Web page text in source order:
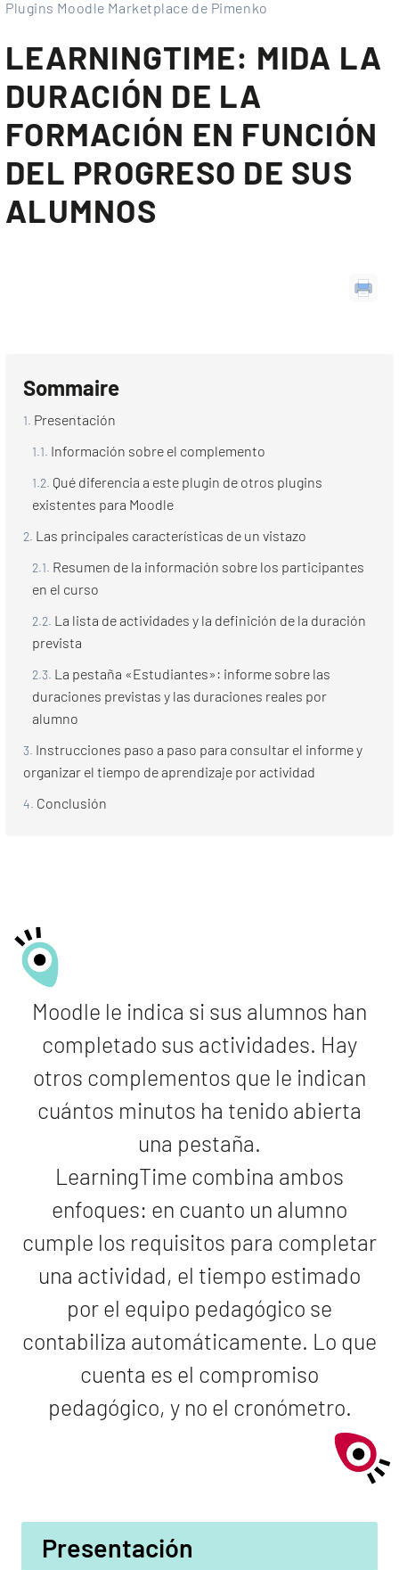
Plugins Moodle Marketplace de Pimenko
LEARNINGTIME: MIDA LA
DURACIÓN DE LA
FORMACIÓN EN FUNCIÓN
DEL PROGRESO DE SUS
ALUMNOS
Sommaire
Presentación
Información sobre el complemento
Qué diferencia a este plugin de otros plugins
existentes para Moodle
Las principales características de un vistazo
Resumen de la información sobre los participantes
en el curso
La lista de actividades y la definición de la duración
prevista
La pestaña «Estudiantes»: informe sobre las
duraciones previstas y las duraciones reales por
alumno
Instrucciones paso a paso para consultar el informe y
organizar el tiempo de aprendizaje por actividad
Conclusión
Moodle le indica si sus alumnos han
completado sus actividades. Hay
otros complementos que le indican
cuántos minutos ha tenido abierta
una pestaña.
LearningTime combina ambos
enfoques: en cuanto un alumno
cumple los requisitos para completar
una actividad, el tiempo estimado
por el equipo pedagógico se
contabiliza automáticamente. Lo que
cuenta es el compromiso
pedagógico, y no el cronómetro.
Presentación